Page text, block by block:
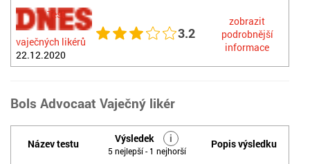
Test
vaječných likérů
22.12.2020
3.2
zobrazit
podrobnější
informace
Bols Advocaat Vaječný likér
Název testu Výsledek i
5 nejlepší - 1 nejhorší
Popis výsledku